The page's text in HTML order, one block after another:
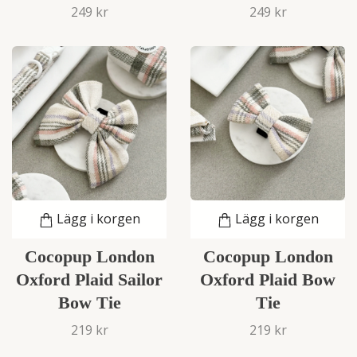
249 kr 249 kr
Lägg i korgen
Cocopup London
Oxford Plaid Sailor
Bow Tie
219 kr
Lägg i korgen
Cocopup London
Oxford Plaid Bow
Tie
219 kr